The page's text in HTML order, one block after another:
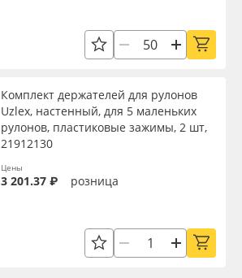
Комплект держателей для рулонов
Uzlex, настенный, для 5 маленьких
рулонов, пластиковые зажимы, 2 шт,
21912130
Цены
3 201.37 ₽ розница